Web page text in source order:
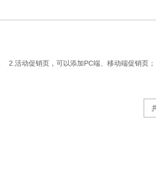
2.活动促销页，可以添加PC端、移动端促销页